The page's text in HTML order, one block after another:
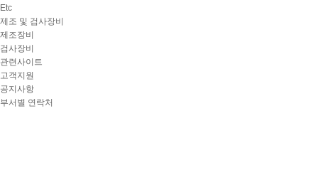
Etc
제조 및 검사장비
제조장비
검사장비
관련사이트
고객지원
공지사항
부서별 연락처